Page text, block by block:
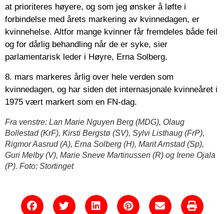
at prioriteres høyere, og som jeg ønsker å løfte i
forbindelse med årets markering av kvinnedagen, er
kvinnehelse. Altfor mange kvinner får fremdeles både feil
og for dårlig behandling når de er syke, sier
parlamentarisk leder i Høyre, Erna Solberg.
8. mars markeres årlig over hele verden som
kvinnedagen, og har siden det internasjonale kvinneåret i
1975 vært markert som en FN-dag.
Fra venstre: Lan Marie Nguyen Berg (MDG), Olaug
Bollestad (KrF), Kirsti Bergstø (SV), Sylvi Listhaug (FrP),
Rigmor Aasrud (A), Erna Solberg (H), Marit Arnstad (Sp),
Guri Melby (V), Marie Sneve Martinussen (R) og Irene Ojala
(P). Foto: Stortinget